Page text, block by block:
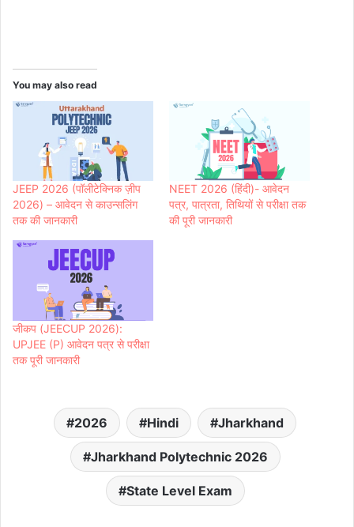
You may also read
JEEP 2026 (पॉलीटेक्निक ज़ीप
2026) – आवेदन से काउन्सलिंग
तक की जानकारी
NEET 2026 (हिंदी)- आवेदन
पत्र, पात्रता, तिथियों से परीक्षा तक
की पूरी जानकारी
जीकप (JEECUP 2026):
UPJEE (P) आवेदन पत्र से परीक्षा
तक पूरी जानकारी
2026 Hindi Jharkhand
Jharkhand Polytechnic 2026
State Level Exam